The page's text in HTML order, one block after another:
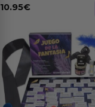
Dilatación Base
10.95€